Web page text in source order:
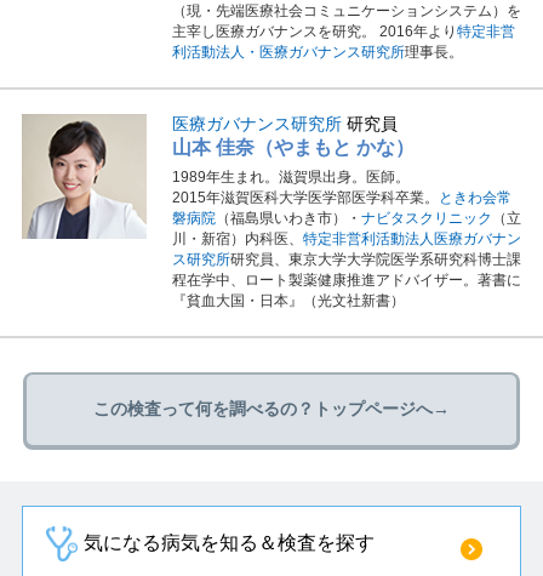
（現・先端医療社会コミュニケーションシステム）を
主宰し医療ガバナンスを研究。 2016年より 特定非営
利活動法人・医療ガバナンス研究所理事長。
医療ガバナンス研究所研究員
山本 佳奈（やまもと かな）
1989年生まれ。滋賀県出身。医師。
2015年滋賀医科大学医学部医学科卒業。
ときわ会常
磐病院（福島県いわき市）・ ナビタスクリニック
（立
川・新宿）内科医、 特定非営利活動法人医療ガバナン
ス研究所研究員、東京大学大学院医学系研究科博士課
程在学中、ロート製薬健康推進アドバイザー。著書に
『貧血大国・日本』（光文社新書）
この検査って何を調べるの？トップページへ→
気になる病気を知る＆検査を探す